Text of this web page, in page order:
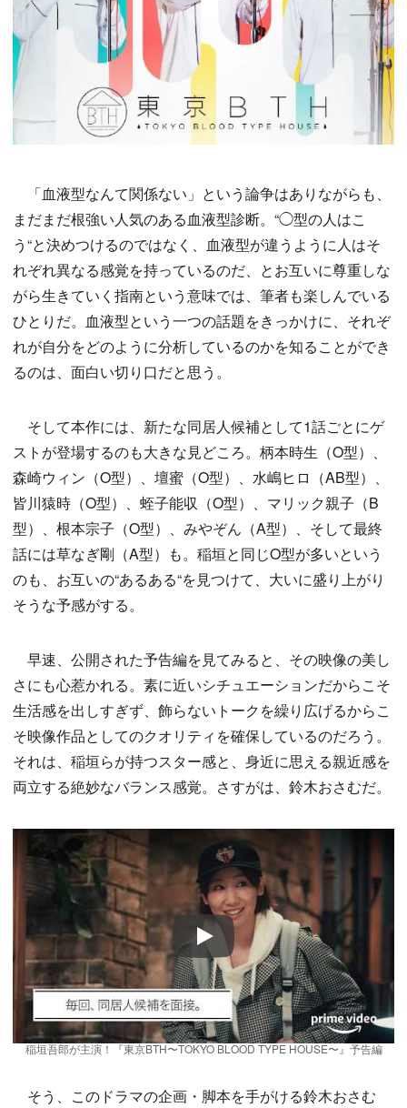
「血液型なんて関係ない」という論争はありながらも、
まだまだ根強い人気のある血液型診断。“◯型の人はこ
う“と決めつけるのではなく、血液型が違うように人はそ
れぞれ異なる感覚を持っているのだ、とお互いに尊重しな
がら生きていく指南という意味では、筆者も楽しんでいる
ひとりだ。血液型という一つの話題をきっかけに、それぞ
れが自分をどのように分析しているのかを知ることができ
るのは、面白い切り口だと思う。
そして本作には、新たな同居人候補として1話ごとにゲ
ストが登場するのも大きな見どころ。柄本時生（O型）、
森崎ウィン（O型）、壇蜜（O型）、水嶋ヒロ（AB型）、
皆川猿時（O型）、蛭子能収（O型）、マリック親子（B
型）、根本宗子（O型）、みやぞん（A型）、そして最終
話には草なぎ剛（A型）も。稲垣と同じO型が多いという
のも、お互いの“あるある“を見つけて、大いに盛り上がり
そうな予感がする。
早速、公開された予告編を見てみると、その映像の美し
さにも心惹かれる。素に近いシチュエーションだからこそ
生活感を出しすぎず、飾らないトークを繰り広げるからこ
そ映像作品としてのクオリティを確保しているのだろう。
それは、稲垣らが持つスター感と、身近に思える親近感を
両立する絶妙なバランス感覚。さすがは、鈴木おさむだ。
Play
稲垣吾郎が主演！『東京BTH〜TOKYO BLOOD TYPE HOUSE〜』予告編
そう、このドラマの企画・脚本を手がける鈴木おさむ